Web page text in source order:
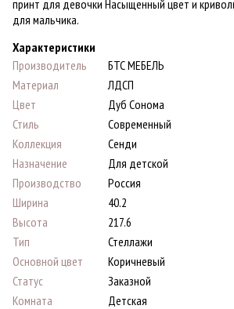
принт для девочки Насыщенный цвет и
для мальчика.
Характеристики
Производитель
БТС МЕБЕЛЬ
Материал
ЛДСП
Цвет
Дуб Сонома
Стиль
Современный
Коллекция
Сенди
Назначение
Для детской
Производство
Россия
Ширина
40.2
Высота
217.6
Тип
Стеллажи
Основной цвет
Коричневый
Статус
Заказной
Комната
Детская